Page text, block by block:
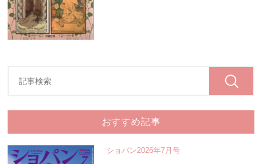
おすすめ記事
ショパン2026年7月号